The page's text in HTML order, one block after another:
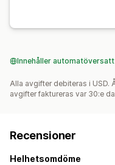
Innehåller
Alla avgifter debiteras i USD.
avgifter faktureras var 30:e
Recensioner
Helhetsomdöme